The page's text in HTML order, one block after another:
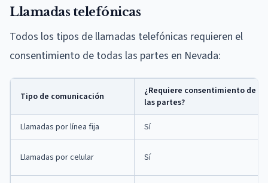
Llamadas telefónicas
Todos los tipos de llamadas telefónicas requieren el
consentimiento de todas las partes en Nevada:
Tipo de comunicación
¿Requiere consentimiento de
las partes?
Llamadas por línea fija Sí
Llamadas por celular Sí